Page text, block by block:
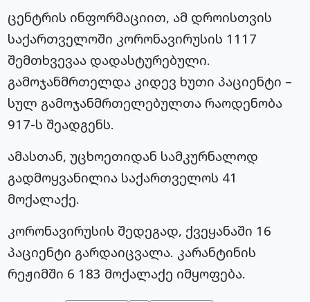
ცენტრის ინფორმაციით, ამ დროისთვის
საქართველოში კორონავირუსის 1117
შემთხვევაა დადასტურებული.
გამოჯანმრთელდა კიდევ ხუთი პაციენტი –
სულ გამოჯანმრთელებულთა რაოდენობა
917-ს შეადგენს.
ამასთან, უცხოეთიდან სამკურნალოდ
გადმოყვანილია საქართველოს 41
მოქალაქე.​
კორონავირუსის შედეგად, ქვეყანაში 16
პაციენტი გარდაიცვალა. კარანტინის
რეჟიმში 6 183 მოქალაქე იმყოფება.